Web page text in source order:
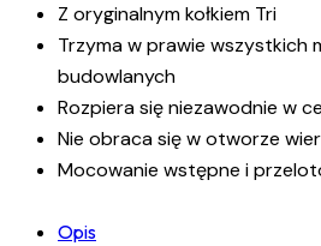
Z oryginalnym kołkiem Tri
Trzyma w prawie wszystkich
budowlanych
Rozpiera się niezawodnie w
Nie obraca się w otworze
Mocowanie wstępne i
Opis